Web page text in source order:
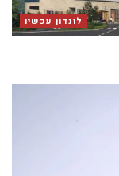
לונדון עכשיו